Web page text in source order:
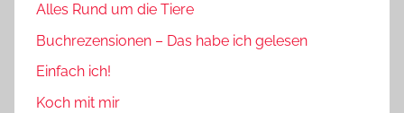
Alles Rund um die Tiere
Buchrezensionen – Das habe ich gelesen
Einfach ich!
Koch mit mir